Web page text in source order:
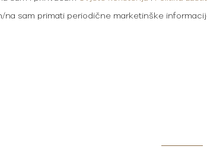
na sam primati periodične marketinške